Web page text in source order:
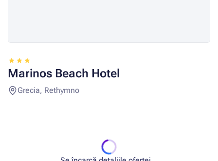
Marinos Beach Hotel
Grecia, Rethymno